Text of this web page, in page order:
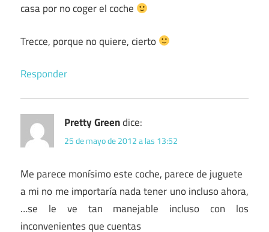
casa por no coger el coche
Trecce, porque no quiere, cierto
Responder
Pretty Greendice:
25 de mayo de 2012 a las 13:52
Me parece monísimo este coche, parece de juguete
a mi no me importaría nada tener uno incluso ahora,
…se le ve tan manejable incluso con los
inconvenientes que cuentas